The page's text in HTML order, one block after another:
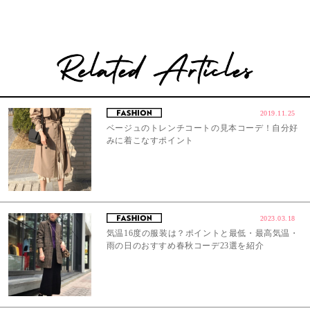
2019.11.25
ベージュのトレンチコートの見本コーデ！自分好
みに着こなすポイント
2023.03.18
気温16度の服装は？ポイントと最低・最高気温・
雨の日のおすすめ春秋コーデ23選を紹介